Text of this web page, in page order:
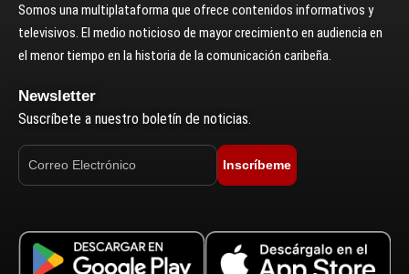
Somos una multiplataforma que ofrece contenidos informativos y
televisivos. El medio noticioso de mayor crecimiento en audiencia en
el menor tiempo en la historia de la comunicación caribeña.
Newsletter
Suscríbete a nuestro boletín de noticias.
Inscríbeme